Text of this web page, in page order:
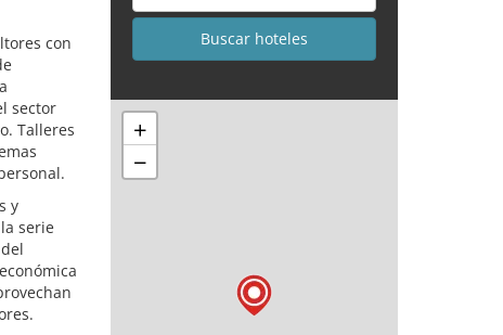
con
sector
Talleres
y
serie
+
−